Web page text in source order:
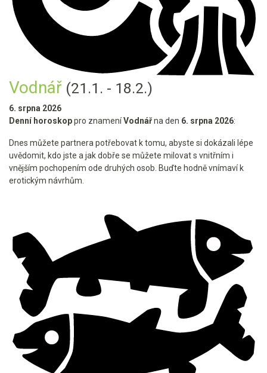
Vodnář (21.1. - 18.2.)
6. srpna 2026
Denní horoskoppro znameníVodnářna den 6. srpna 2026:
Dnes můžete partnera potřebovat k tomu, abyste si dokázali lépe
uvědomit, kdo jste a jak dobře se můžete milovat s vnitřním i
vnějším pochopením ode druhých osob. Buďte hodně vnímaví k
erotickým návrhům.